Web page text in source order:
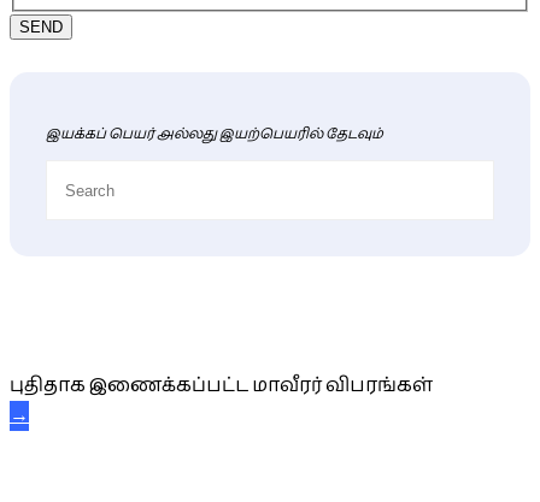
SEND
இயக்கப் பெயர் அல்லது இயற்பெயரில் தேடவும்
புதிதாக இணைக்கப்பட்ட மாவீரர் விபரங்கள்
→